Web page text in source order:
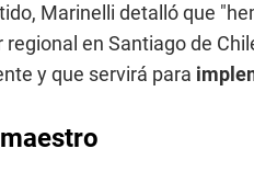
Marinelli detalló que
regional en Santiago de
y que servirá para